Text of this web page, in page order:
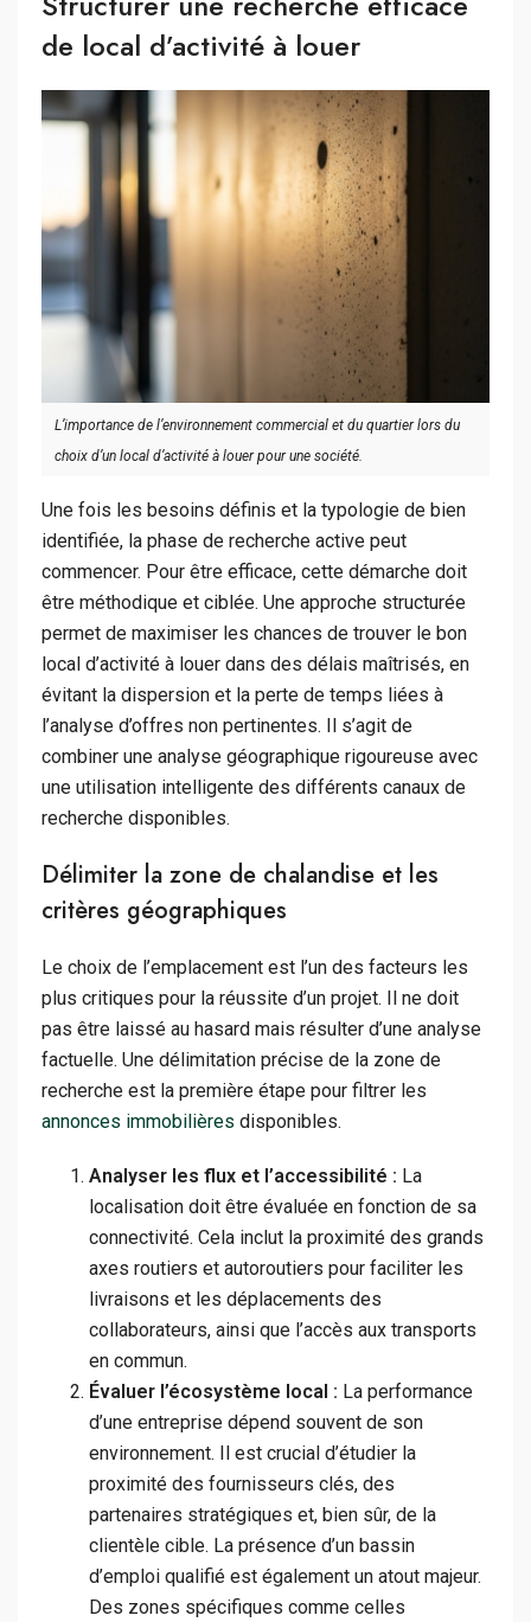
de local d’activité à louer
L’importance de l’environnement commercial et du quartier lors du
choix d’un local d’activité à louer pour une société.
Une fois les besoins définis et la typologie de bien
identifiée, la phase de recherche active peut
commencer. Pour être efficace, cette démarche doit
être méthodique et ciblée. Une approche structurée
permet de maximiser les chances de trouver le bon
local d’activité à louer dans des délais maîtrisés, en
évitant la dispersion et la perte de temps liées à
l’analyse d’offres non pertinentes. Il s’agit de
combiner une analyse géographique rigoureuse avec
une utilisation intelligente des différents canaux de
recherche disponibles.
Délimiter la zone de chalandise et les
critères géographiques
Le choix de l’emplacement est l’un des facteurs les
plus critiques pour la réussite d’un projet. Il ne doit
pas être laissé au hasard mais résulter d’une analyse
factuelle. Une délimitation précise de la zone de
recherche est la première étape pour filtrer les
annonces immobilières disponibles.
Analyser les flux et l’accessibilité : La
localisation doit être évaluée en fonction de sa
connectivité. Cela inclut la proximité des grands
axes routiers et autoroutiers pour faciliter les
livraisons et les déplacements des
collaborateurs, ainsi que l’accès aux transports
en commun.
Évaluer l’écosystème local : La performance
d’une entreprise dépend souvent de son
environnement. Il est crucial d’étudier la
proximité des fournisseurs clés, des
partenaires stratégiques et, bien sûr, de la
clientèle cible. La présence d’un bassin
d’emploi qualifié est également un atout majeur.
Des zones spécifiques comme celles